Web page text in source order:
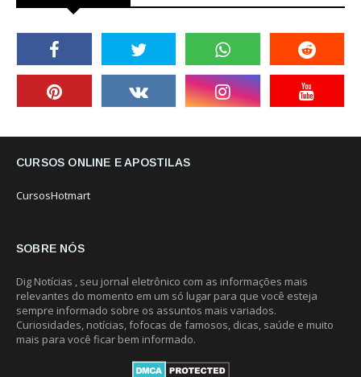
CURSOS ONLINE E APOSTILAS
CursosHotmart
SOBRE NÓS
Dig Notícias , seu jornal eletrônico com as informações mais
relevantes do momento em um só lugar para que você esteja
sempre informado sobre os assuntos mais variados.
Curiosidades, notícias, fofocas de famosos, dicas, saúde e muito
mais para você ficar bem informado.